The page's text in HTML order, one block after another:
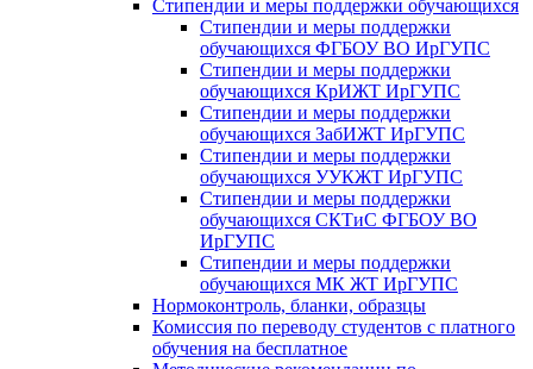
Стипендии и меры поддержки обучающихся
Стипендии и меры поддержки
обучающихся ФГБОУ ВО ИрГУПС
Стипендии и меры поддержки
обучающихся КрИЖТ ИрГУПС
Стипендии и меры поддержки
обучающихся ЗабИЖТ ИрГУПС
Стипендии и меры поддержки
обучающихся УУКЖТ ИрГУПС
Стипендии и меры поддержки
обучающихся СКТиС ФГБОУ ВО
ИрГУПС
Стипендии и меры поддержки
обучающихся МК ЖТ ИрГУПС
Нормоконтроль, бланки, образцы
Комиссия по переводу студентов с платного
обучения на бесплатное